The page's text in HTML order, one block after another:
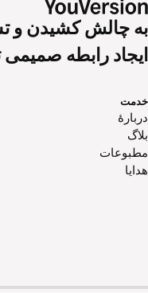
به چالش کشیدن و
ایجاد رابطه صمیمی
خدمت
دربارهٔ
بلاگ
مطبوعات
هدایا